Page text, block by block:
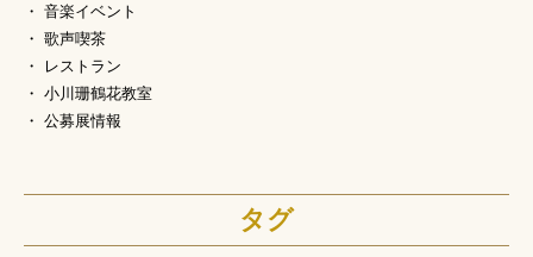
音楽イベント
歌声喫茶
レストラン
小川珊鶴花教室
公募展情報
タグ